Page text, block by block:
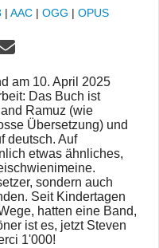
| AAC | OGG | OPUS
am 10. April 2025
Das Buch ist
Ramuz (wie
Übersetzung) und
deutsch. Auf
etwas ähnliches,
sondern auch
Seit Kindertagen
hatten eine Band,
ist es, jetzt Steven
1'000!